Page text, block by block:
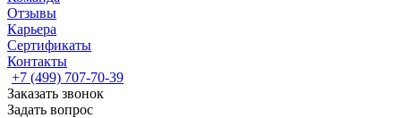
Отзывы
Карьера
Сертификаты
Контакты
+7 (499) 707-70-39
Заказать звонок
Задать вопрос